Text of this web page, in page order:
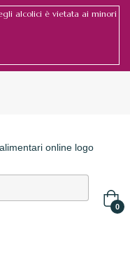
alcolici è vietata ai minori
0